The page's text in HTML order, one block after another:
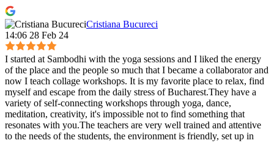
Cristiana Bucureci
14:06 28 Feb 24
I started at Sambodhi with the yoga sessions and I liked the energy
of the place and the people so much that I became a collaborator and
now I teach collage workshops. It is my favorite place to relax, find
myself and escape from the daily stress of Bucharest.They have a
variety of self-connecting workshops through yoga, dance,
meditation, creativity, it's impossible not to find something that
resonates with you.The teachers are very well trained and attentive
to the needs of the students, the environment is friendly, set up in